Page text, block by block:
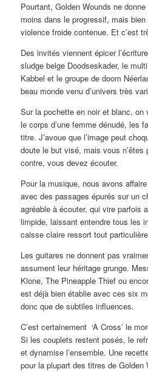
Pourtant, Golden Wounds ne
moins dans le progressif, mais
violence froide contenue. Et c’est
Des invités viennent épicer
sludge belge Doodseskader, le
Kabbel et le groupe de doom
beau monde venu d’univers très
Sur la pochette en noir et blanc, on
le corps d’une femme dénudé, les
titre. J’avoue que l’image peut
doute le but visé, mais vous n’êtes
contre, vous devez écouter.
Pour la musique, nous avons
avec des passages épurés sur un
agréable à écouter, qui vire parfois
limpide, laissant entendre tous les
caisse claire ressort tout
Les guitares ne donnent pas
assument leur héritage grunge.
Klone, The Pineapple Thief ou
est déjà bien établie avec ces six
donc que de subtiles influences.
C’est certainement ‘A Cross’ le
Si les couplets restent posés, le
et dynamise l’ensemble. Une
pour la plupart des titres de Golden